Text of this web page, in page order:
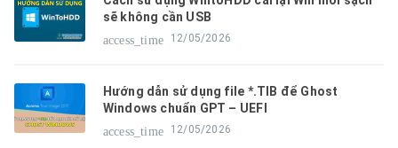
sẽ không cần USB
access_time
12/05/2026
Hướng dẫn sử dụng file *.TIB để Ghost
Windows chuẩn GPT – UEFI
access_time
12/05/2026